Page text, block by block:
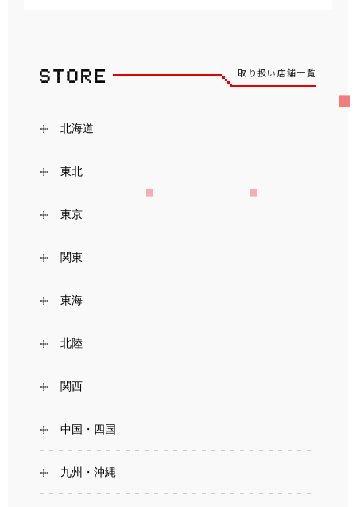
取り扱い店舗一覧
北海道
東北
東京
関東
東海
北陸
関西
中国・四国
九州・沖縄